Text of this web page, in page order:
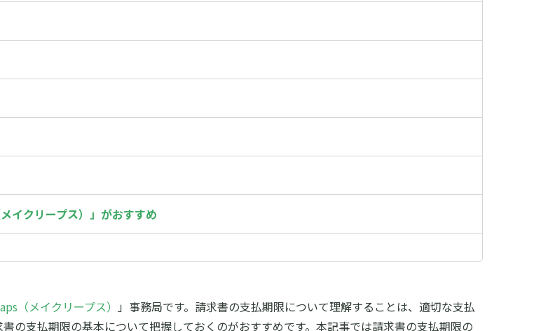
イクリープス）」がおすすめ
（メイクリープス） 」事務局です。 請求書の支払期限について理解することは、適切な支払
の支払期限の基本について把握しておくのがおすすめです。 本記事では請求書の支払期限の